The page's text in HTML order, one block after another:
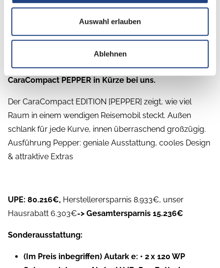
Auswahl erlauben
Ablehnen
CaraCompact PEPPER in Kürze bei uns.
Der CaraCompact EDITION [PEPPER] zeigt, wie viel
Raum in einem wendigen Reisemobil steckt. Außen
schlank für jede Kurve, innen überraschend großzügig.
Ausführung Pepper: geniale Ausstattung, cooles Design
& attraktive Extras
UPE: 80.216€, Herstellerersparnis 8.933€, unser
Hausrabatt 6.303€-> Gesamtersparnis 15.236€
Sonderausstattung:
(Im Preis inbegriffen) Autark e: • 2 x 120 WP